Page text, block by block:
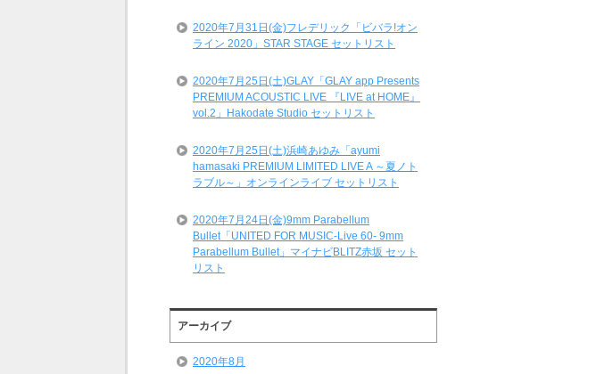
2020年7月31日(金)フレデリック「ビバラ!オン
ライン 2020」STAR STAGE セットリスト
2020年7月25日(土)GLAY「GLAY app Presents
PREMIUM ACOUSTIC LIVE 『LIVE at HOME』
vol.2」Hakodate Studio セットリスト
2020年7月25日(土)浜崎あゆみ「ayumi
hamasaki PREMIUM LIMITED LIVE A ～夏ノト
ラブル～」オンラインライブ セットリスト
2020年7月24日(金)9mm Parabellum
Bullet「UNITED FOR MUSIC-Live 60- 9mm
Parabellum Bullet」マイナビBLITZ赤坂 セット
リスト
アーカイブ
2020年8月